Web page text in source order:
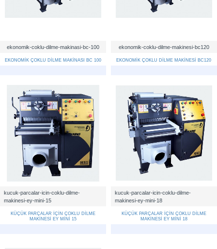
ekonomik-coklu-dilme-makinasi-bc-100
EKONOMİK ÇOKLU DİLME MAKİNASI BC 100
ekonomik-coklu-dilme-makinesi-bc120
EKONOMİK ÇOKLU DİLME MAKİNESİ BC120
kucuk-parcalar-icin-coklu-dilme-
makinesi-ey-mini-15
KÜÇÜK PARÇALAR İÇİN ÇOKLU DİLME
MAKİNESİ EY MİNİ 15
kucuk-parcalar-icin-coklu-dilme-
makinesi-ey-mini-18
KÜÇÜK PARÇALAR İÇİN ÇOKLU DİLME
MAKİNESİ EY MİNİ 18